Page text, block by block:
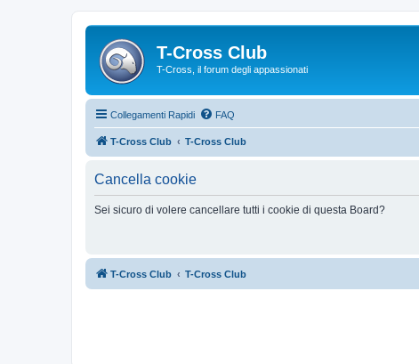
T-Cross Club
T-Cross, il forum degli appassionati
Collegamenti Rapidi FAQ
T-Cross Club T-Cross Club
Cancella cookie
Sei sicuro di volere cancellare tutti i cookie di questa Board?
T-Cross Club T-Cross Club